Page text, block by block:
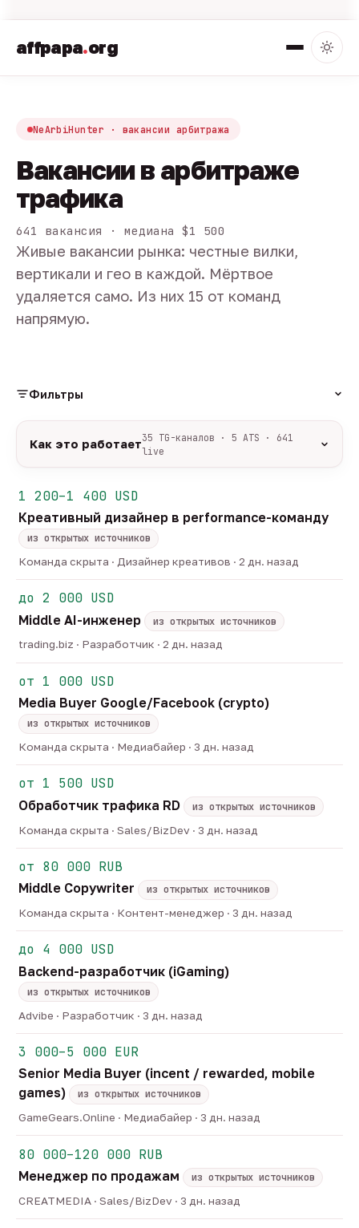
affpapa.org
NeArbiHunter · вакансии арбитража
Вакансии в арбитраже
трафика
641 вакансия · медиана $1 500
Живые вакансии рынка: честные вилки,
вертикали и гео в каждой. Мёртвое
удаляется само. Из них 15 от команд
напрямую.
Фильтры
удалённо 547 гибрид
ГРЕЙД
junior44 middle251
head 22
только с зарплатой
Как это работает35 TG-каналов · 5 ATS · 641
live
ArbiHunter, Партнёркин и ATS-площадки
(Greenhouse, Himalayas и другие).
Разбор:нейронка разбирает сырец каждые 30
минут — роль, вертикаль, формат, вилка, грейд.
Скам-фильтр:
без предоплат и взносов, без
обещаний гарантированного дохода, без увода в
Свежесть:протухшее удаляется автоматически
через 30 дней.
35TG-каналов ·5ATS-площадок ·641
1 200–1 400 USD
Креативный дизайнер в performance-команду
из открытых источников
Команда скрыта · Дизайнер креативов · 2 дн. назад
до 2 000 USD
Middle AI-инженер
из открытых источников
trading.biz · Разработчик · 2 дн. назад
от 1 000 USD
Media Buyer Google/Facebook (crypto)
из открытых источников
Команда скрыта · Медиабайер · 3 дн. назад
от 1 500 USD
Обработчик трафика RD
из открытых источников
Команда скрыта · Sales/BizDev · 3 дн. назад
от 80 000 RUB
Middle Copywriter
из открытых источников
Команда скрыта · Контент-менеджер · 3 дн. назад
до 4 000 USD
Backend-разработчик (iGaming)
из открытых источников
Advibe · Разработчик · 3 дн. назад
3 000–5 000 EUR
Senior Media Buyer (incent / rewarded, mobile
games)
из открытых источников
GameGears.Online · Медиабайер · 3 дн. назад
80 000–120 000 RUB
Менеджер по продажам
из открытых источников
CREATMEDIA · Sales/BizDev · 3 дн. назад